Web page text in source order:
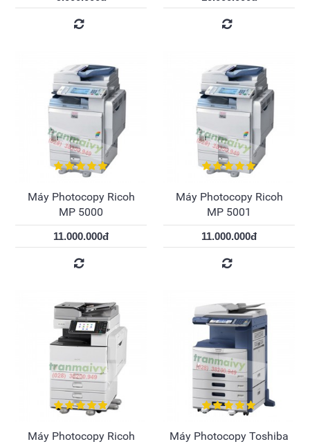
Máy Photocopy Ricoh
MP 5000
11.000.000đ
Máy Photocopy Ricoh
MP 5001
11.000.000đ
Máy Photocopy Ricoh
Máy Photocopy Toshiba